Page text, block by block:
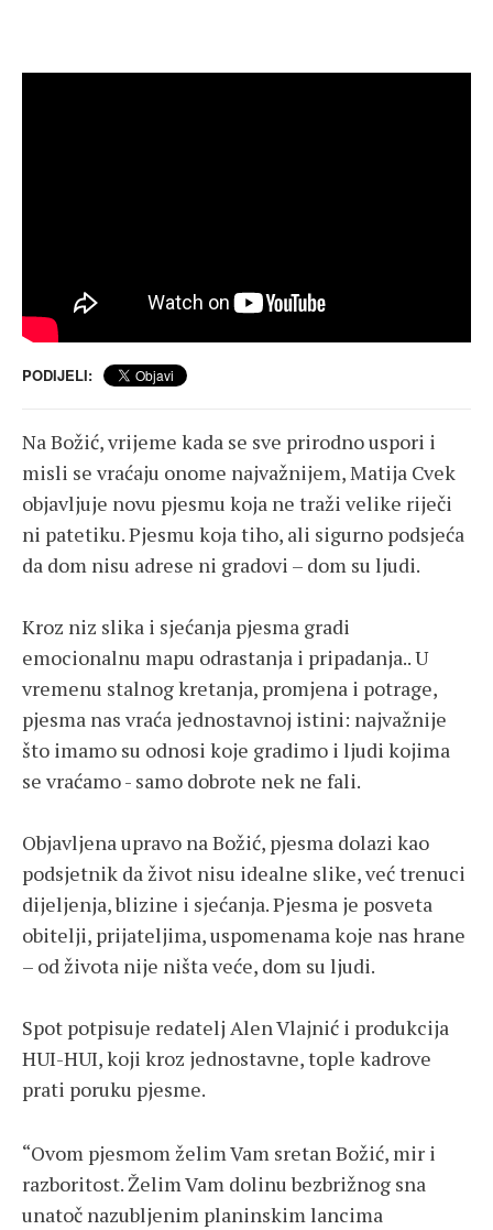
PODIJELI:
Na Božić, vrijeme kada se sve prirodno uspori i
misli se vraćaju onome najvažnijem, Matija Cvek
objavljuje novu pjesmu koja ne traži velike riječi
ni patetiku. Pjesmu koja tiho, ali sigurno podsjeća
da dom nisu adrese ni gradovi – dom su ljudi.
Kroz niz slika i sjećanja pjesma gradi
emocionalnu mapu odrastanja i pripadanja.. U
vremenu stalnog kretanja, promjena i potrage,
pjesma nas vraća jednostavnoj istini: najvažnije
što imamo su odnosi koje gradimo i ljudi kojima
se vraćamo - samo dobrote nek ne fali.
Objavljena upravo na Božić, pjesma dolazi kao
podsjetnik da život nisu idealne slike, već trenuci
dijeljenja, blizine i sjećanja. Pjesma je posveta
obitelji, prijateljima, uspomenama koje nas hrane
– od života nije ništa veće, dom su ljudi.
Spot potpisuje redatelj Alen Vlajnić i produkcija
HUI-HUI, koji kroz jednostavne, tople kadrove
prati poruku pjesme.
“Ovom pjesmom želim Vam sretan Božić, mir i
razboritost. Želim Vam dolinu bezbrižnog sna
unatoč nazubljenim planinskim lancima